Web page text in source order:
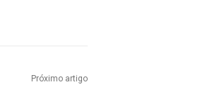
Próximo artigo